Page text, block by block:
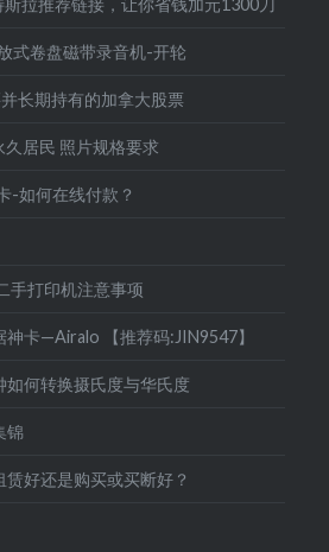
拉推荐链接，让你省钱加元1300刀
式卷盘磁带录音机-开轮
长期持有的加拿大股票
居民 照片规格要求
-如何在线付款？
手打印机注意事项
卡—Airalo 【推荐码:JIN9547】
何转换摄氏度与华氏度
锦
好还是购买或买断好？